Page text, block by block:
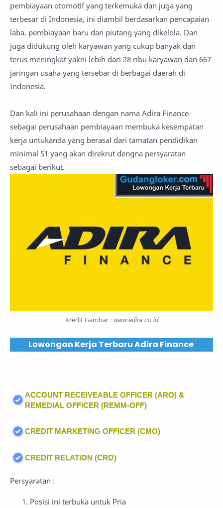
pembiayaan otomotif yang terkemuka dan juga yang
terbesar di Indonesia, ini diambil berdasarkan pencapaian
laba, pembiayaan baru dan piutang yang dikelola. Dan
juga didukung oleh karyawan yang cukup banyak dan
terus meningkat yakni lebih dari 28 ribu karyawan dan 667
jaringan usaha yang tersebar di berbagai daerah di
Indonesia.
Dan kali ini perusahaan dengan nama Adira Finance
sebagai perusahaan pembiayaan membuka kesempatan
kerja untukanda yang berasal dari tamatan pendidikan
minimal S1 yang akan direkrut dengna persyaratan
sebagai berikut.
Kredit Gambar : www.adira.co.id
Lowongan Kerja Terbaru Adira Finance
ACCOUNT RECEIVEABLE OFFICER (ARO) &
REMEDIAL OFFICER (REMM-OFF)
CREDIT MARKETING OFFICER (CMO)
CREDIT RELATION (CRO)
Persyaratan :
Posisi ini terbuka untuk Pria